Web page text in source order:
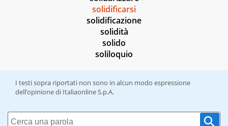
solidificarsi
solidificazione
solidità
solido
soliloquio
I testi sopra riportati non sono in alcun modo espressione
dell’opinione di Italiaonline S.p.A.